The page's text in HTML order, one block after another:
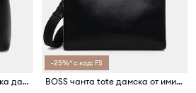
BOSS чанта с дълга дръжка дамска от имитация на кожа Sandy Bucket
-25%* с код: FS
BOSS чанта tote дамска от имитация на кожа Sandy MED Tote